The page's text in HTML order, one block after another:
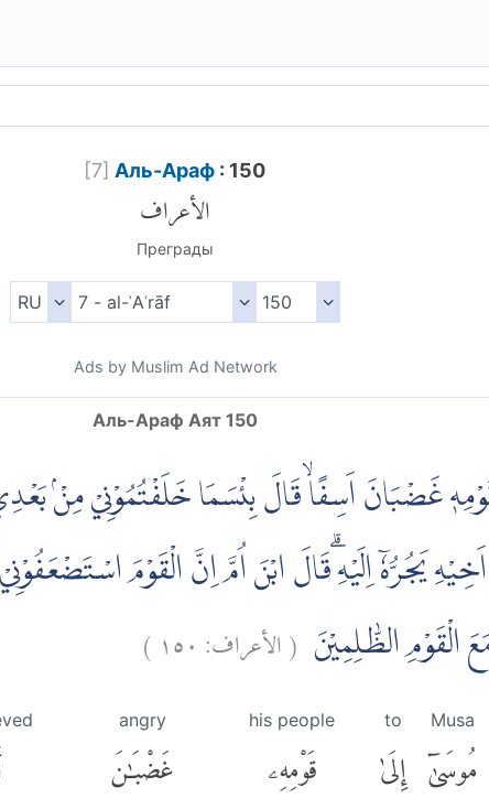
[7] Аль-Араф : 150
الأعراف
Преграды
Ads by Muslim Ad Network
Аль-Араф Аят 150
غَضْبَانَ اَسِفًاۙ قَالَ بِئْسَمَا خَلَفْتُمُوْنِيْ مِنْۢ
يَجُرُّهٗٓ اِلَيْهِ ۗقَالَ ابْنَ اُمَّ اِنَّ الْقَوْمَ
الْقَوْمِ الظّٰلِمِيْنَ (الأعراف: ١٥٠ )
Musa
مُوسَىٰٓ
to
إِلَىٰ
his people
قَوْمِهِۦ
angry
غَضْبَٰنَ